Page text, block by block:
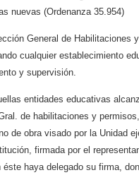
nuevas (Ordenanza 35.954)
General de Habilitaciones
cualquier establecimiento
y supervisión.
entidades educativas
de habilitaciones y
de obra visado por la Unidad
firmada por el
éste haya delegado su firma,